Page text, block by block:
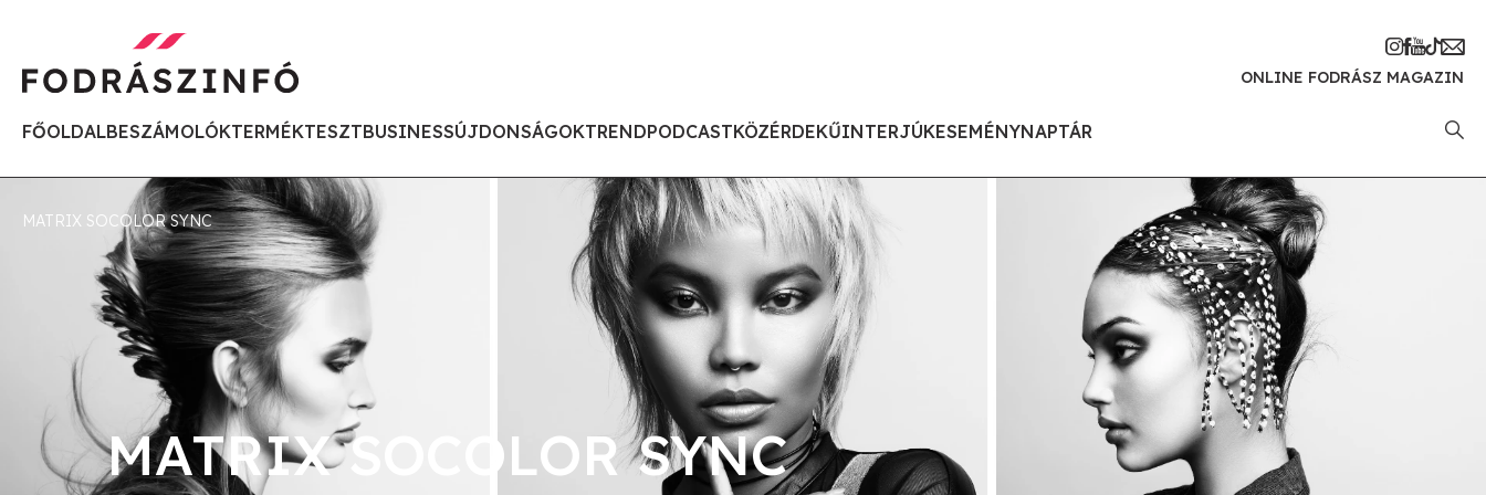
ONLINE FODRÁSZ MAGAZIN
FŐOLDALBESZÁMOLÓKTERMÉKTESZTBUSINESSÚJDONSÁGOKTRENDPODCASTKÖZÉRDEKŰINTERJÚKESEMÉNYNAPTÁR
MATRIX SOCOLOR SYNC
MATRIX SOCOLOR SYNC